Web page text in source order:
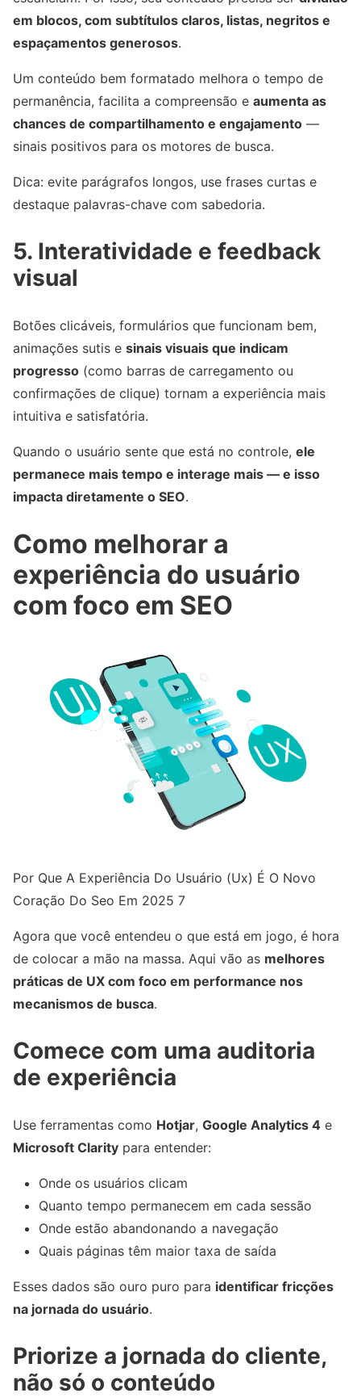
em blocos, com subtítulos claros, listas, negritos e
espaçamentos generosos.
Um conteúdo bem formatado melhora o tempo de
permanência, facilita a compreensão e aumenta as
chances de compartilhamento e engajamento —
sinais positivos para os motores de busca.
Dica: evite parágrafos longos, use frases curtas e
destaque palavras-chave com sabedoria.
5. Interatividade e feedback
visual
Botões clicáveis, formulários que funcionam bem,
animações sutis e sinais visuais que indicam
progresso (como barras de carregamento ou
confirmações de clique) tornam a experiência mais
intuitiva e satisfatória.
Quando o usuário sente que está no controle, ele
permanece mais tempo e interage mais — e isso
impacta diretamente o SEO.
Como melhorar a
experiência do usuário
com foco em SEO
Por Que A Experiência Do Usuário (Ux) É O Novo
Coração Do Seo Em 2025 7
Agora que você entendeu o que está em jogo, é hora
de colocar a mão na massa. Aqui vão as melhores
práticas de UX com foco em performance nos
mecanismos de busca.
Comece com uma auditoria
de experiência
Use ferramentas como Hotjar, Google Analytics 4 e
Microsoft Clarity para entender:
Onde os usuários clicam
Quanto tempo permanecem em cada sessão
Onde estão abandonando a navegação
Quais páginas têm maior taxa de saída
Esses dados são ouro puro para identificar fricções
na jornada do usuário.
Priorize a jornada do cliente,
não só o conteúdo